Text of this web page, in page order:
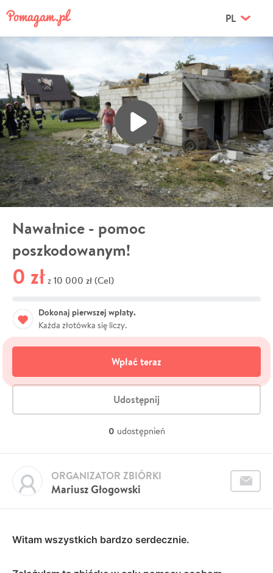
PL
Nawałnice - pomoc
poszkodowanym!
0 zł z 10 000 zł (Cel)
Dokonaj pierwszej wpłaty.
Każda złotówka się liczy.
Wpłać teraz
Udostępnij
0 udostępnień
Mariusz Głogowski
ORGANIZATOR ZBIÓRKI
Witam wszystkich bardzo serdecznie.